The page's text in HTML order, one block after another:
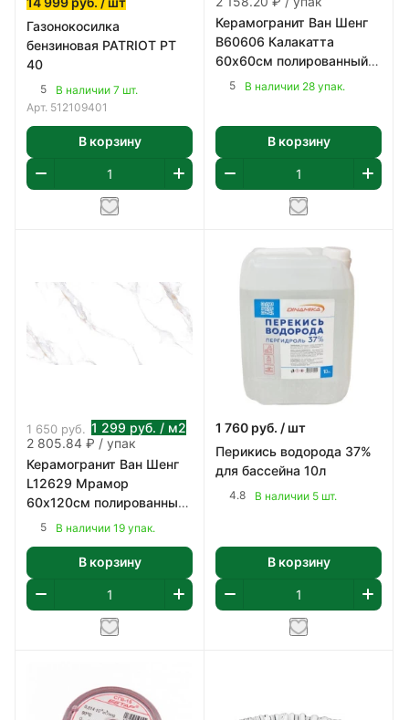
Газонокосилка
бензиновая PATRIOT PT
40
5
В наличии 7 шт.
Арт. 512109401
В корзину
Керамогранит Ван Шенг
В60606 Калакатта
60х60см полированный
цвет бело-серый 1,8 м2/
5 В наличии 28 упак.
В корзину
1 650 руб. 1 299 руб. / м2
2 805.84 ₽ / упак
Керамогранит Ван Шенг
L12629 Мрамор
60х120см полированный
цвет белый с коричнево-
5 В наличии 19 упак.
В корзину
1 760 руб. / шт
Перикись водорода 37%
для бассейна 10л
4.8 В наличии 5 шт.
В корзину